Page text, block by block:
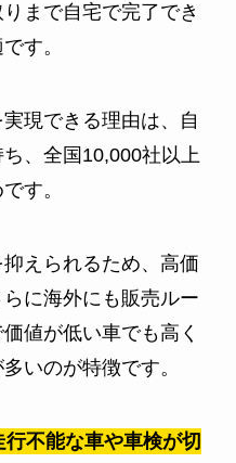
まで自宅で完了でき
す。
現できる理由は、自
、全国10,000社以上
す。
えられるため、高価
に海外にも販売ルー
値が低い車でも高く
いのが特徴です。
行不能な車や車検が切